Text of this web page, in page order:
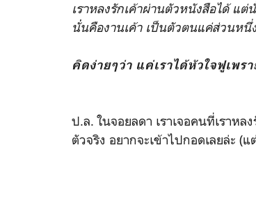
เราหลงรักเค้าผ่านตัวหนังสือได้ แต่
นั่่นคืองานเค้า เป็นตัวตนแค่ส่วนหนึ่
คิดง่ายๆว่า แค่เราได้หัวใจฟูเพ
ป.ล. ในจอยลดา เราเจอคนที่เราหล
ตัวจริง อยากจะเข้าไปกอดเลยล่ะ (